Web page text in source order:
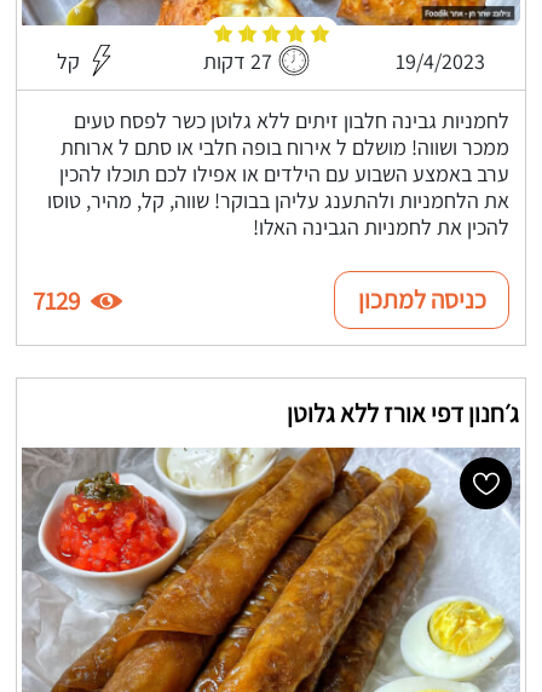
19/4/2023 27 דקות קל
לחמניות גבינה חלבון זיתים ללא גלוטן כשר לפסח טעים
ממכר ושווה! מושלם ל אירוח בופה חלבי או סתם ל ארוחת
ערב באמצע השבוע עם הילדים או אפילו לכם תוכלו להכין
את הלחמניות ולהתענג עליהן בבוקר! שווה, קל, מהיר, טוסו
להכין את לחמניות הגבינה האלו!
כניסה למתכון 7129
ג׳חנון דפי אורז ללא גלוטן